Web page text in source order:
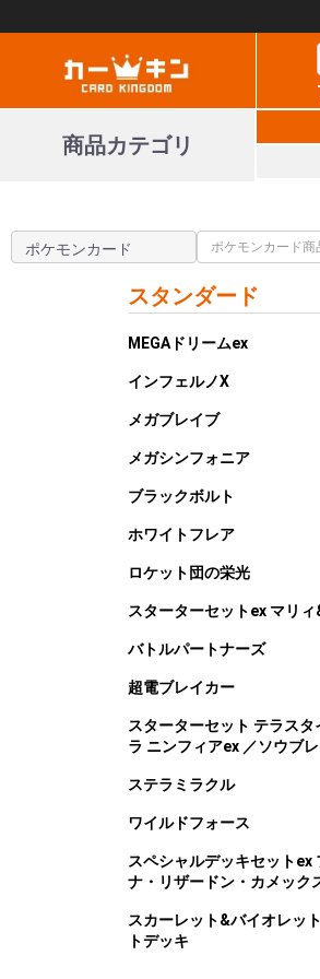
商品カテゴリ
スタンダード
MEGAドリームex
インフェルノX
メガブレイブ
メガシンフォニア
ブラックボルト
ホワイトフレア
ロケット団の栄光
スターターセットex マリ
バトルパートナーズ
超電ブレイカー
スターターセット テラスタ
ラ ニンフィアex ／ソウブ
ステラミラクル
ワイルドフォース
スペシャルデッキセットex
ナ・リザードン・カメック
スカーレット&バイオレッ
トデッキ